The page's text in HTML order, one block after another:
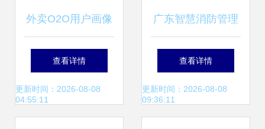
外卖O2O用户画像
实践 界面设计与数
据处理的协同优化
查看详情
更新时间：2026-08-08
04:55:11
广东智慧消防管理
系统 消防工程接入
与数据处理存储的
查看详情
更新时间：2026-08-08
09:36:11